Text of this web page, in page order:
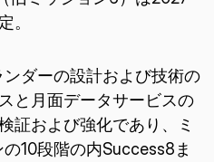
。
ンダーの設計および技術の
と月面データサービスの
証および強化であり、ミ
10段階の内Success8ま